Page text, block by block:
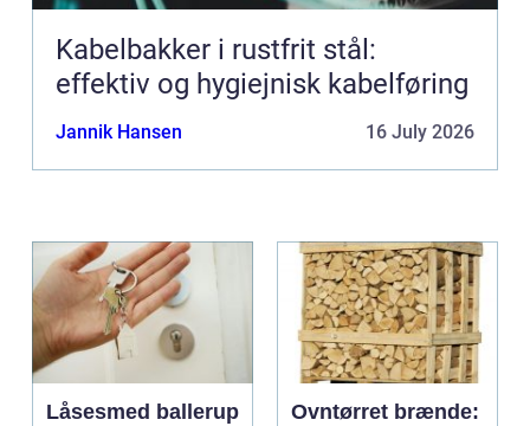
Kabelbakker i rustfrit stål:
effektiv og hygiejnisk kabelføring
Jannik Hansen 16 July 2026
Låsesmed ballerup
Ovntørret brænde: